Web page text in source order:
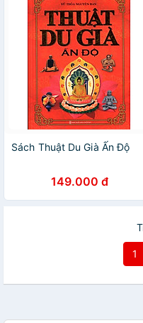
Sách Thuật Du Già Ấn Độ
149.000 đ
1